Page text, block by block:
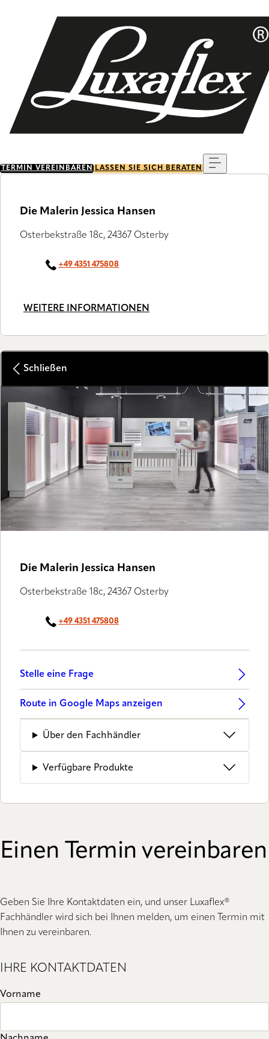
TERMIN VEREINBAREN LASSEN SIE SICH BERATEN
Die Malerin Jessica Hansen
Osterbekstraße 18c, 24367 Osterby
+49 4351 475808
WEITERE INFORMATIONEN
Schließen
Die Malerin Jessica Hansen
Osterbekstraße 18c, 24367 Osterby
+49 4351 475808
Stelle eine Frage
Route in Google Maps anzeigen
Über den Fachhändler
Verfügbare Produkte
Einen Termin vereinbaren
Geben Sie Ihre Kontaktdaten ein, und unser Luxaflex®
Fachhändler wird sich bei Ihnen melden, um einen Termin mit
Ihnen zu vereinbaren.
IHRE KONTAKTDATEN
Vorname